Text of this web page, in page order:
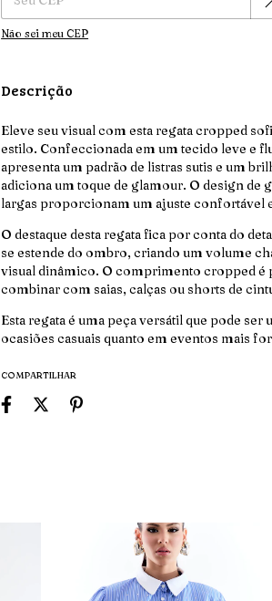
Não sei meu CEP
Descrição
Eleve seu visual com esta regata cropped
estilo. Confeccionada em um tecido leve e
apresenta um padrão de listras sutis e um
adiciona um toque de glamour. O design de
largas proporcionam um ajuste confortável
O destaque desta regata fica por conta do
se estende do ombro, criando um volume
visual dinâmico. O comprimento cropped é
combinar com saias, calças ou shorts de
Esta regata é uma peça versátil que pode ser
ocasiões casuais quanto em eventos mais
COMPARTILHAR